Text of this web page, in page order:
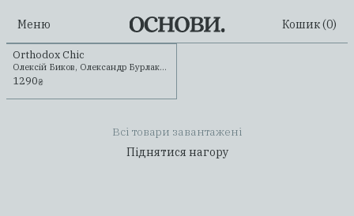
Меню Кошик (0)
Orthodox Chic
Олексій Биков, Олександр Бурлака, Саша Курмаз
1290₴
Всі товари завантажені
Піднятися нагору